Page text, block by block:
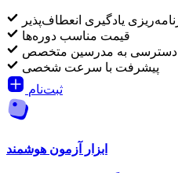
یادگیری انعطاف‌پذیر
قیمت مناسب دوره‌ها
دسترسی به مدرسین متخصص
پیشرفت با سرعت شخصی
ثبت‌نام
ابزار آزمون هوشمند